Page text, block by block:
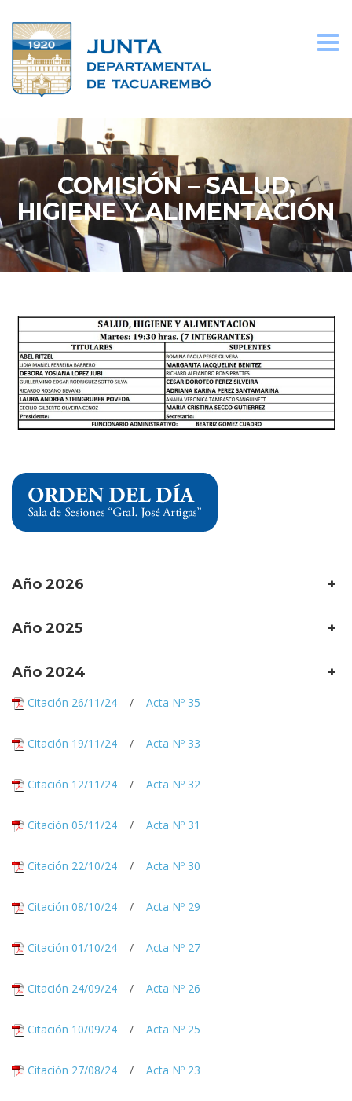
COMISIÓN – SALUD,
HIGIENE Y ALIMENTACIÓN
Año 2026 +
Año 2025 +
Año 2024 +
Citación 26/11/24 / Acta Nº 35
Citación 19/11/24 / Acta Nº 33
Citación 12/11/24 / Acta Nº 32
Citación 05/11/24 / Acta Nº 31
Citación 22/10/24 / Acta Nº 30
Citación 08/10/24 / Acta Nº 29
Citación 01/10/24 / Acta Nº 27
Citación 24/09/24 / Acta Nº 26
Citación 10/09/24 / Acta Nº 25
Citación 27/08/24 / Acta Nº 23